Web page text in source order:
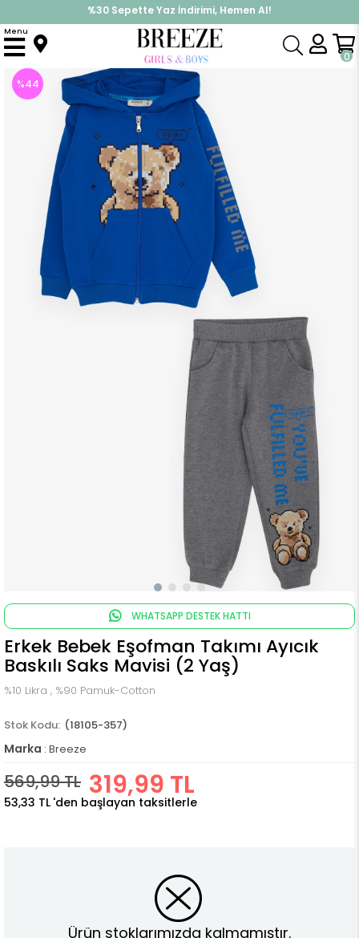
%30 Sepette Yaz İndirimi, Hemen Al!
İndirimlere ek %10 İndirimi Kap, Hemen Üye Ol!
0
Menu
Anasayfa Takımlar Eşofman Takımı
%44
WHATSAPP DESTEK HATTI
Erkek Bebek Eşofman Takımı Ayıcık
Baskılı Saks Mavisi (2 Yaş)
%10 Likra , %90 Pamuk-Cotton
(18105-357)
Marka : Breeze
569,99 TL 319,99 TL
53,33 TL 'den başlayan taksitlerle
Ürün stoklarımızda kalmamıştır.